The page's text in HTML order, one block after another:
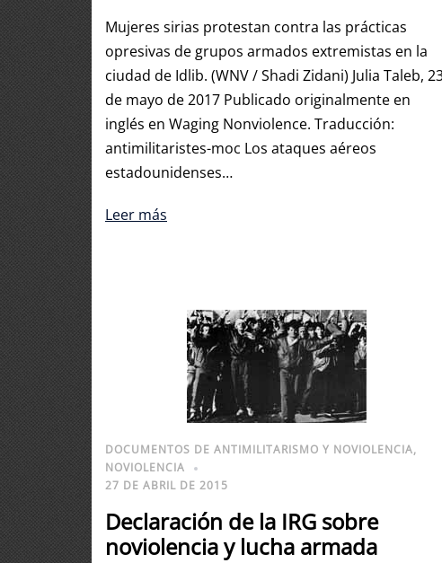
Mujeres sirias protestan contra las prácticas
opresivas de grupos armados extremistas en la
ciudad de Idlib. (WNV / Shadi Zidani) Julia Taleb,
de mayo de 2017 Publicado originalmente en
inglés en Waging Nonviolence. Traducción:
antimilitaristes-moc Los ataques aéreos
estadounidenses…
Leer más
DOCUMENTOS DE ANTIMILITARISMO Y NOVIOLENCIA,
NOVIOLENCIA
27 DE ABRIL DE 2015
Declaración de la IRG sobre
noviolencia y lucha armada